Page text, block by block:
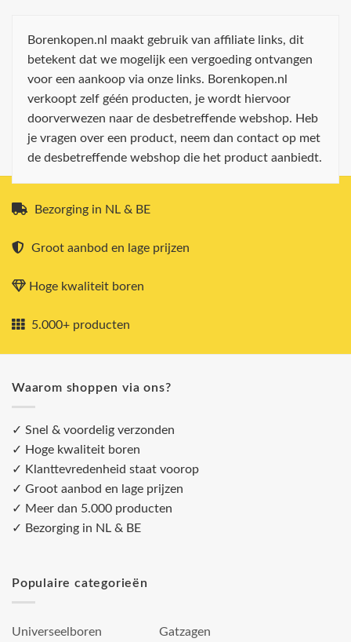
Borenkopen.nl maakt gebruik van affiliate links, dit
betekent dat we mogelijk een vergoeding ontvangen
voor een aankoop via onze links. Borenkopen.nl
verkoopt zelf géén producten, je wordt hiervoor
doorverwezen naar de desbetreffende webshop. Heb
je vragen over een product, neem dan contact op met
de desbetreffende webshop die het product aanbiedt.
Bezorging in NL & BE
Groot aanbod en lage prijzen
Hoge kwaliteit boren
5.000+ producten
Waarom shoppen via ons?
✓ Snel & voordelig verzonden
✓ Hoge kwaliteit boren
✓ Klanttevredenheid staat voorop
✓ Groot aanbod en lage prijzen
✓ Meer dan 5.000 producten
✓ Bezorging in NL & BE
Populaire categorieën
Universeelboren Gatzagen